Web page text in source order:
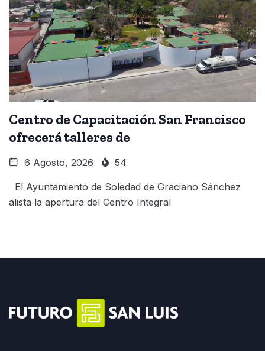
Centro de Capacitación San Francisco
ofrecerá talleres de
6 Agosto, 2026 54
El Ayuntamiento de Soledad de Graciano Sánchez
alista la apertura del Centro Integral